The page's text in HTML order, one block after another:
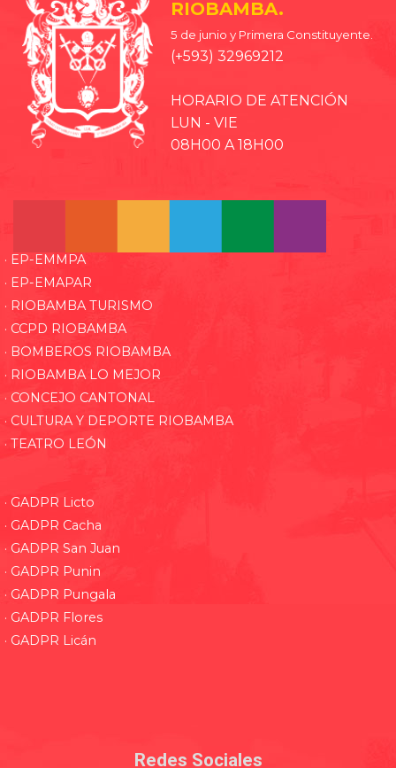
RIOBAMBA.
5 de junio y Primera Constituyente.
(+593) 32969212
HORARIO DE ATENCIÓN
LUN - VIE
08H00 A 18H00
· EP-EMMPA
· EP-EMAPAR
· RIOBAMBA TURISMO
· CCPD RIOBAMBA
· BOMBEROS RIOBAMBA
· RIOBAMBA LO MEJOR
· CONCEJO CANTONAL
· CULTURA Y DEPORTE RIOBAMBA
· TEATRO LEÓN
· GADPR Licto
· GADPR Cacha
· GADPR San Juan
· GADPR Punin
· GADPR Pungala
· GADPR Flores
· GADPR Licán
Redes Sociales